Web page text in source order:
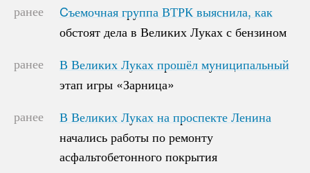
ранее
Cъемочная группа ВТРК выяснила, как
обстоят дела в Великих Луках с бензином
Cъемочная группа ВТРК выяснила, как
обстоят дела в Великих Луках с бензином
ранее
В Великих Луках прошёл муниципальный
этап игры «Зарница»
В Великих Луках прошёл муниципальный
этап игры «Зарница»
ранее
В Великих Луках на проспекте Ленина
начались работы по ремонту
асфальтобетонного покрытия
В Великих Луках на проспекте Ленина
начались работы по ремонту
асфальтобетонного покрытия